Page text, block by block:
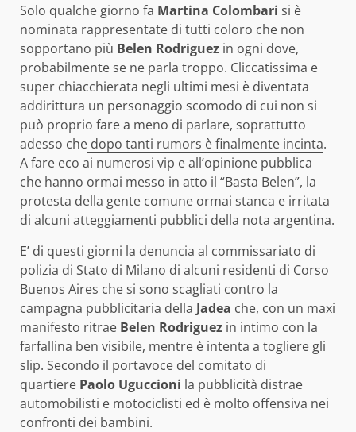
Solo qualche giorno fa Martina Colombari si è
nominata rappresentate di tutti coloro che non
sopportano più Belen Rodriguez in ogni dove,
probabilmente se ne parla troppo. Cliccatissima e
super chiacchierata negli ultimi mesi è diventata
addirittura un personaggio scomodo di cui non si
può proprio fare a meno di parlare, soprattutto
adesso che dopo tanti rumors è finalmente incinta.
A fare eco ai numerosi vip e all’opinione pubblica
che hanno ormai messo in atto il “Basta Belen”, la
protesta della gente comune ormai stanca e irritata
di alcuni atteggiamenti pubblici della nota argentina.
E’ di questi giorni la denuncia al commissariato di
polizia di Stato di Milano di alcuni residenti di Corso
Buenos Aires che si sono scagliati contro la
campagna pubblicitaria della Jadea che, con un maxi
manifesto ritrae Belen Rodriguez in intimo con la
farfallina ben visibile, mentre è intenta a togliere gli
slip. Secondo il portavoce del comitato di
quartiere Paolo Uguccioni la pubblicità distrae
automobilisti e motociclisti ed è molto offensiva nei
confronti dei bambini.